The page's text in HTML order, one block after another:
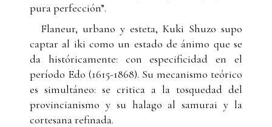
pura perfección”.
Flaneur, urbano y esteta, Kuki Shuzo supo
captar al iki como un estado de ánimo que se
da históricamente: con especificidad en el
período Edo (1615-1868). Su mecanismo teórico
es simultáneo: se critica a la tosquedad del
provincianismo y su halago al samurai y la
cortesana refinada.